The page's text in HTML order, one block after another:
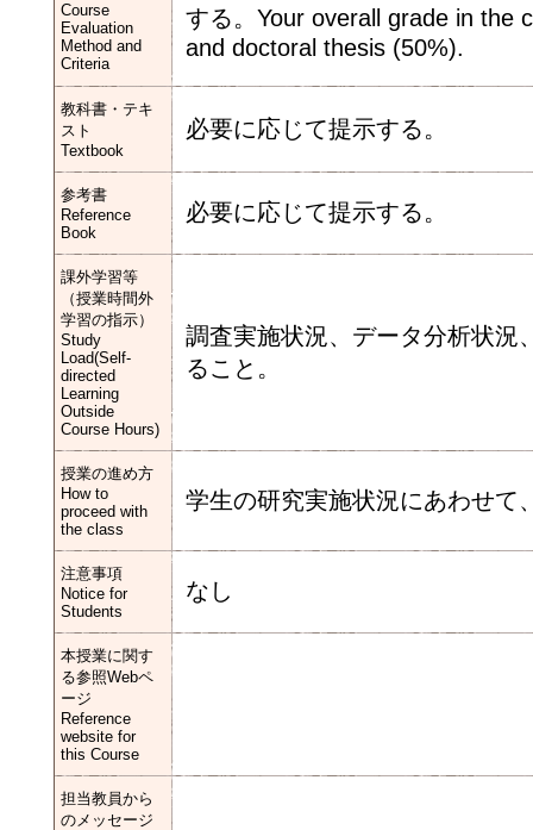
Course
Evaluation
Method and
Criteria
する。Your overall grade in the
and doctoral thesis (50%).
教科書・テキ
スト
Textbook
必要に応じて提示する。
参考書
Reference
Book
必要に応じて提示する。
課外学習等
（授業時間外
学習の指示）
Study
Load(Self-
directed
Learning
Outside
Course Hours)
調査実施状況、データ分析状況
ること。
授業の進め方
How to
proceed with
the class
学生の研究実施状況にあわせて
注意事項
Notice for
Students
なし
本授業に関す
る参照Webペ
ージ
Reference
website for
this Course
担当教員から
のメッセージ